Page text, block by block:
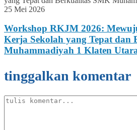
25 Mei 2026
Workshop RKJM 2026:
Kerja Sekolah yang Tepat dan
Muhammadiyah 1 Klaten
tinggalkan komentar